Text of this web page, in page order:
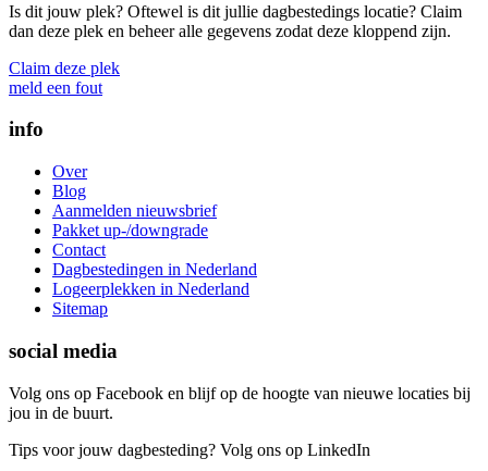
Is dit jouw plek? Oftewel is dit jullie dagbestedings locatie? Claim
dan deze plek en beheer alle gegevens zodat deze kloppend zijn.
Claim deze plek
meld een fout
info
Over
Blog
Aanmelden nieuwsbrief
Pakket up-/downgrade
Contact
Dagbestedingen in Nederland
Logeerplekken in Nederland
Sitemap
social media
Volg ons op Facebook en blijf op de hoogte van nieuwe locaties bij
jou in de buurt.
Tips voor jouw dagbesteding? Volg ons op LinkedIn